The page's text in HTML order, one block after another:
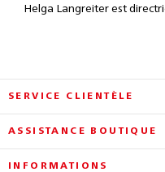
Helga Langreiter est
SERVICE CLIENTÈLE
ASSISTANCE BOUTIQUE
INFORMATIONS